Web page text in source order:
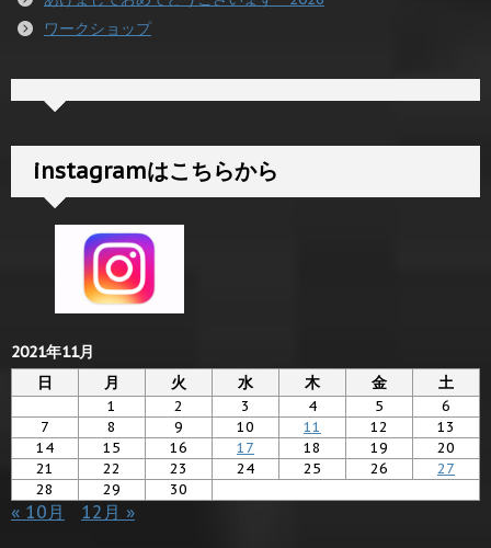
ワークショップ
instagramはこちらから
2021年11月
日
月 火 水 木 金 土
1 2 3 4 5
6
7
8 9 10 11 12
13
14
15 16 17 18 19
20
21
22 23 24 25 26
27
28
29 30
« 10月 12月 »